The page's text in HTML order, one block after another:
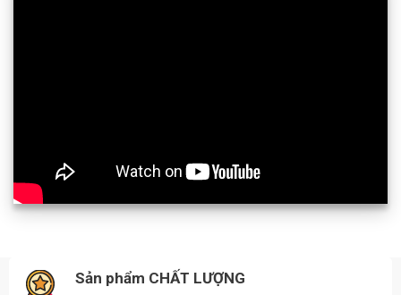
Sản phẩm CHẤT LƯỢNG